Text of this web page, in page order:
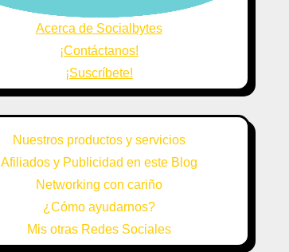
Acerca de Socialbytes
¡Contáctanos!
¡Suscríbete!
Nuestros productos y servicios
Afiliados y Publicidad en este Blog
Networking con cariño
¿Cómo ayudarnos?
Mis otras Redes Sociales